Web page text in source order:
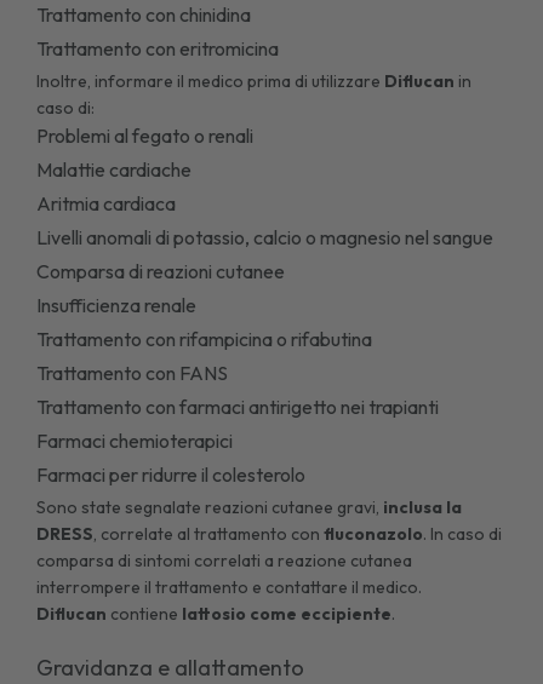
Trattamento con chinidina
Trattamento con eritromicina
Inoltre, informare il medico prima di utilizzare Diflucan in
caso di:
Problemi al fegato o renali
Malattie cardiache
Aritmia cardiaca
Livelli anomali di potassio, calcio o magnesio nel sangue
Comparsa di reazioni cutanee
Insufficienza renale
Trattamento con rifampicina o rifabutina
Trattamento con FANS
Trattamento con farmaci antirigetto nei trapianti
Farmaci chemioterapici
Farmaci per ridurre il colesterolo
Sono state segnalate reazioni cutanee gravi, inclusa la
DRESS, correlate al trattamento confluconazolo. In caso di
comparsa di sintomi correlati a reazione cutanea
interrompere il trattamento e contattare il medico.
Diflucan contiene lattosio come eccipiente.
Gravidanza e allattamento